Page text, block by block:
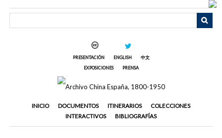
PRESENTACIÓN ENGLISH
中文
EXPOSICIONES
PRENSA
INICIO DOCUMENTOS ITINERARIOS
COLECCIONES
INTERACTIVOS
BIBLIOGRAFÍAS